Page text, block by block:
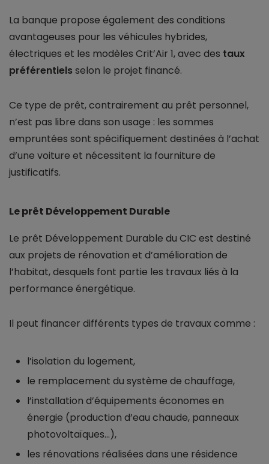
La banque propose également des conditions
avantageuses pour les véhicules hybrides,
électriques et les modèles Crit’Air 1, avec des taux
préférentielsselon le projet financé.
Ce type de prêt, contrairement au prêt personnel,
n’est pas libre dans son usage : les sommes
empruntées sont spécifiquement destinées à l’achat
d’une voiture et nécessitent la fourniture de
justificatifs.
Le prêt Développement Durable
Le prêt Développement Durable du CIC est destiné
aux projets de rénovation et d’amélioration de
l’habitat, desquels font partie les travaux liés à la
performance énergétique.
Il peut financer différents types de travaux comme :
l’isolation du logement,
le remplacement du système de chauffage,
l’installation d’équipements économes en
énergie (production d’eau chaude, panneaux
photovoltaïques...),
les rénovations réalisées dans une résidence